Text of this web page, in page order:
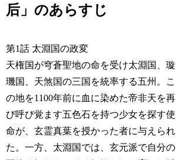
后」のあらすじ
第1話 太淵国の政変
天権国が穹蒼聖地の命を受け太淵国、璇
璣国、天煞国の三国を統率する五州。こ
の地を1100年前に血に染めた帝非天を再
び呼び覚ます五色石を持つ少女を探す使
命が、玄霊真葉を授かった者に与えられ
た。一方、太淵国では、玄元派で自分の